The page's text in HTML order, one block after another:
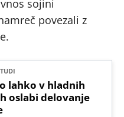
sojini
povezali z
lahko v hladnih
oslabi delovanje